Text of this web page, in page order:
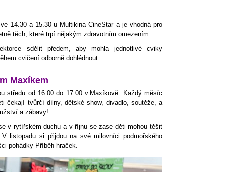
14.30 a 15.30 u Multikina CineStar a je vhodná pro
těch, které trpí nějakým zdravotním omezením.
sdělit předem, aby mohla jednotlivé cviky
cvičení odborně dohlédnout.
Maxíkem
středu od 16.00 do 17.00 v Maxíkově. Každý měsíc
čekají tvůrčí dílny, dětské show, divadlo, soutěže, a
a zábavy!
v rytířském duchu a v říjnu se zase děti mohou těšit
listopadu si přijdou na své milovníci podmořského
pohádky Příběh hraček.